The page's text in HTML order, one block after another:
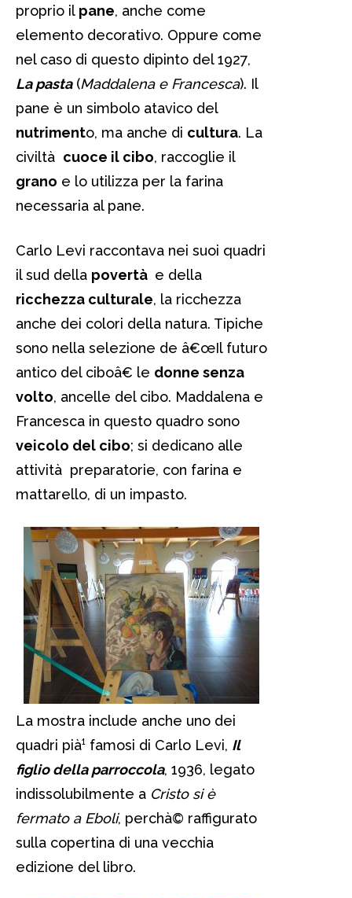
proprio il pane, anche come
elemento decorativo. Oppure come
nel caso di questo dipinto del 1927,
La pasta(Maddalena e Francesca). Il
pane è un simbolo atavico del
nutrimento, ma anche di cultura. La
civiltà cuoce il cibo, raccoglie il
grano e lo utilizza per la farina
necessaria al pane.
Carlo Levi raccontava nei suoi quadri
il sud della povertà e della
ricchezza culturale, la ricchezza
anche dei colori della natura. Tipiche
sono nella selezione de â€œIl futuro
antico del ciboâ€ le donne senza
volto, ancelle del cibo. Maddalena e
Francesca in questo quadro sono
veicolo del cibo; si dedicano alle
attività preparatorie, con farina e
mattarello, di un impasto.
La mostra include anche uno dei
quadri pià¹ famosi di Carlo Levi, Il
figlio della parroccola, 1936, legato
indissolubilmente a Cristo si è
fermato a Eboli, perchà© raffigurato
sulla copertina di una vecchia
edizione del libro.